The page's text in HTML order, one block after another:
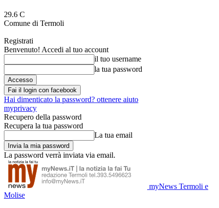
29.6 C
Comune di Termoli
Registrati
Benvenuto! Accedi al tuo account
il tuo username
la tua password
Fai il login con facebook
Hai dimenticato la password? ottenere aiuto
myprivacy
Recupero della password
Recupera la tua password
La tua email
La password verrà inviata via email.
myNews Termoli e
Molise